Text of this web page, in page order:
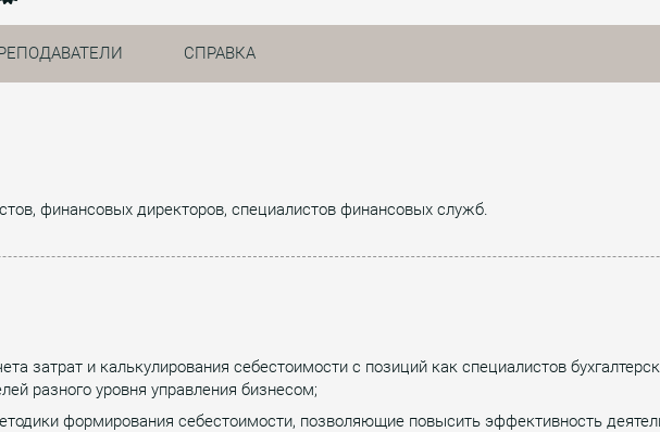
СПРАВКА
финансовых директоров, специалистов финансовых служб.
затрат и калькулирования себестоимости с позиций как специалистов
разного уровня управления бизнесом;
формирования себестоимости, позволяющие повысить эффективность